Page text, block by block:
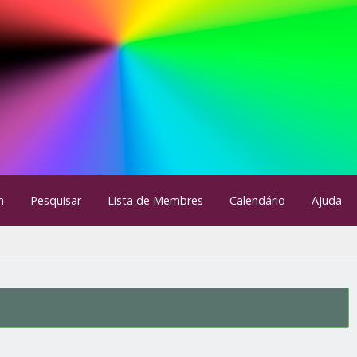
Pesquisar Lista de Membres Calendário Ajuda